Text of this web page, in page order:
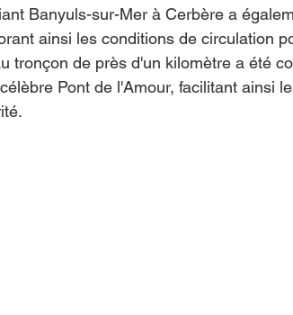
Banyuls-sur-Mer à Cerbère a
ainsi les conditions de circulation
tronçon de près d'un kilomètre a été
Pont de l'Amour, facilitant ainsi